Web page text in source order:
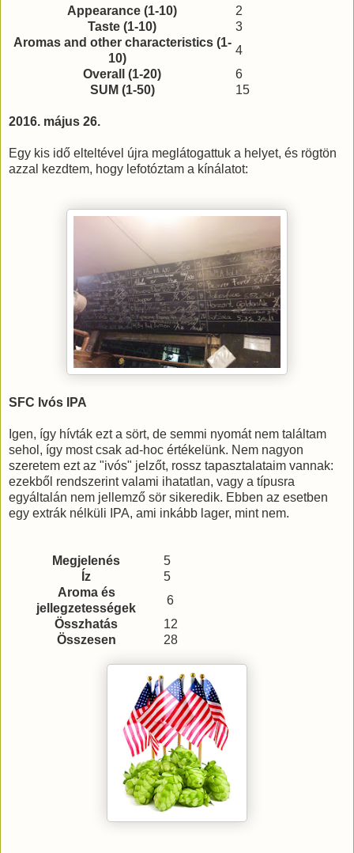
Appearance (1-10)
2
Taste (1-10)
3
Aromas and other characteristics (1-
10)
4
Overall (1-20)
6
SUM (1-50)
15
2016. május 26.
Egy kis idő elteltével újra meglátogattuk a helyet, és rögtön
azzal kezdtem, hogy lefotóztam a kínálatot:
SFC Ivós IPA
Igen, így hívták ezt a sört, de semmi nyomát nem találtam
sehol, így most csak ad-hoc értékelünk. Nem nagyon
szeretem ezt az "ivós" jelzőt, rossz tapasztalataim vannak:
ezekből rendszerint valami ihatatlan, vagy a típusra
egyáltalán nem jellemző sör sikeredik. Ebben az esetben
egy extrák nélküli IPA, ami inkább lager, mint nem.
Megjelenés
5
Íz
5
Aroma és
jellegzetességek
6
Összhatás
12
Összesen
28